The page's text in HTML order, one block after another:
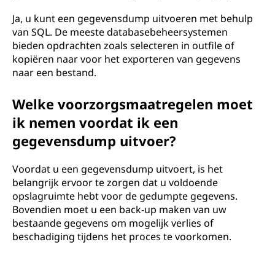
Ja, u kunt een gegevensdump uitvoeren met behulp
van SQL. De meeste databasebeheersystemen
bieden opdrachten zoals selecteren in outfile of
kopiëren naar voor het exporteren van gegevens
naar een bestand.
Welke voorzorgsmaatregelen moet
ik nemen voordat ik een
gegevensdump uitvoer?
Voordat u een gegevensdump uitvoert, is het
belangrijk ervoor te zorgen dat u voldoende
opslagruimte hebt voor de gedumpte gegevens.
Bovendien moet u een back-up maken van uw
bestaande gegevens om mogelijk verlies of
beschadiging tijdens het proces te voorkomen.